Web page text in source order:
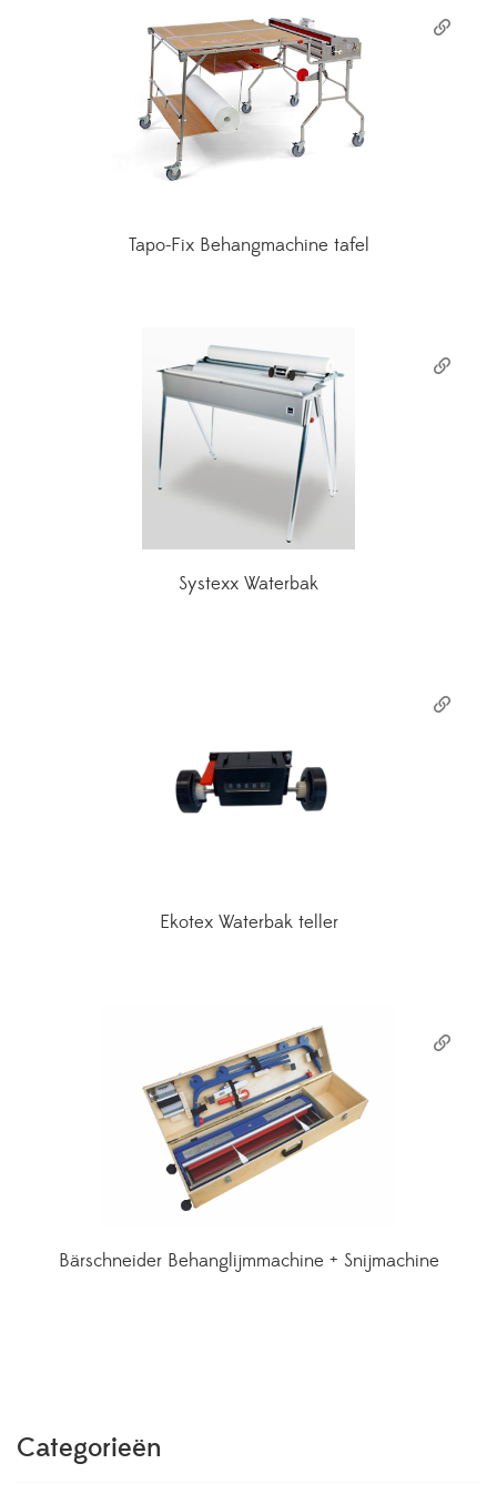
Tapo-Fix Behangmachine tafel
Systexx Waterbak
Ekotex Waterbak teller
Bärschneider Behanglijmmachine + Snijmachine
Categorieën